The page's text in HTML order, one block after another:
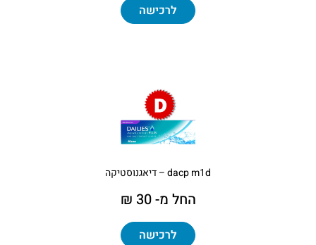
לרכישה
dacp m1d – דיאגנוסטיקה
החל מ- 30 ₪
לרכישה